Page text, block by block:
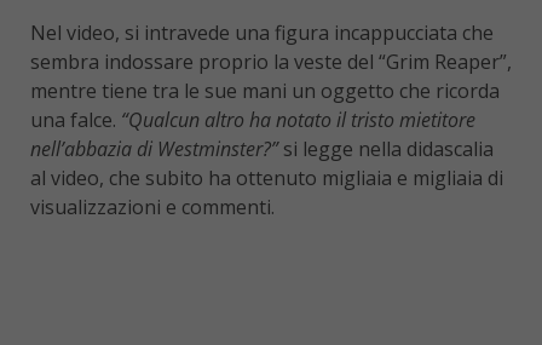
Nel video, si intravede una figura incappucciata che
sembra indossare proprio la veste del “Grim Reaper”,
mentre tiene tra le sue mani un oggetto che ricorda
una falce. “Qualcun altro ha notato il tristo mietitore
nell’abbazia di Westminster?”si legge nella didascalia
al video, che subito ha ottenuto migliaia e migliaia di
visualizzazioni e commenti.